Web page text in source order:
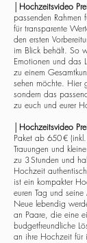
Hochzeitsvideo
passenden Rahmen
für transparente
den ersten
im Blick behält. So
Emotionen und das
zu einem
sehen möchte. Hier
sondern das
zu euch und eurer
Hochzeitsvideo
Paket ab 650 €
Trauungen und
zu 3 Stunden und
Hochzeit
ist ein kompakter
euren Tag und
Neue lebendig
an Paare, die eine
budgetfreundliche
an ihre Hochzeit für